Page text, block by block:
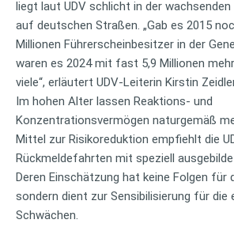
liegt laut UDV schlicht in der
auf deutschen Straßen. „Gab es 2015
Millionen Führerscheinbesitzer in der
waren es 2024 mit fast 5,9 Millionen
viele“, erläutert UDV-Leiterin Kirstin
Im hohen Alter lassen Reaktions- und
Konzentrationsvermögen naturgemäß
Mittel zur Risikoreduktion empfiehlt die
Rückmeldefahrten mit speziell
Deren Einschätzung hat keine Folgen für
sondern dient zur Sensibilisierung für die
Schwächen.